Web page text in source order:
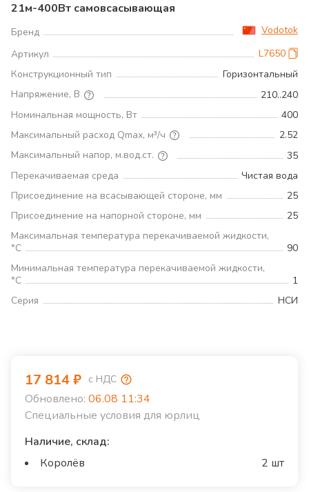
21м-400Вт самовсасывающая
Бренд
Vodotok
Артикул
L7650
Конструкционный тип
Горизонтальный
Напряжение, В
210..240
Номинальная мощность, Вт
400
Максимальный расход Qmax, м³/ч
2.52
Максимальный напор, м.вод.ст.
35
Перекачиваемая среда
Чистая вода
Присоединение на всасывающей стороне, мм
25
Присоединение на напорной стороне, мм
25
Максимальная температура перекачиваемой жидкости,
°С
90
Минимальная температура перекачиваемой жидкости,
°С
1
Серия
НСИ
17 814₽ с НДС
Обновлено: 06.08 11:34
Специальные условия для юрлиц
Наличие, склад:
Королёв
2 шт